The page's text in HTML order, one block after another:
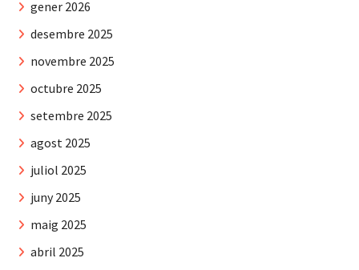
gener 2026
desembre 2025
novembre 2025
octubre 2025
setembre 2025
agost 2025
juliol 2025
juny 2025
maig 2025
abril 2025